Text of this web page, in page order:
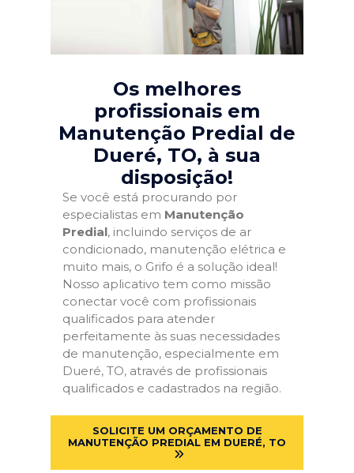
Os melhores
profissionais em
Manutenção Predial de
Dueré, TO, à sua
disposição!
Se você está procurando por
especialistas em Manutenção
Predial, incluindo serviços de ar
condicionado, manutenção elétrica e
muito mais, o Grifo é a solução ideal!
Nosso aplicativo tem como missão
conectar você com profissionais
qualificados para atender
perfeitamente às suas necessidades
de manutenção, especialmente em
Dueré, TO, através de profissionais
qualificados e cadastrados na região.
SOLICITE UM ORÇAMENTO DE
MANUTENÇÃO PREDIAL EM DUERÉ, TO